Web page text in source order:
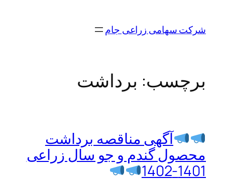
محتواشرکت سهامی زراعی جام
برچسب: برداشت
آگهی مناقصه برداشت
محصول گندم و جو سال زراعی
1401-1402